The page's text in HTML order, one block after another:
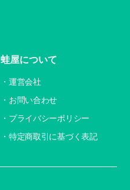
蛙屋について
運営会社
お問い合わせ
プライバシーポリシー
特定商取引に基づく表記